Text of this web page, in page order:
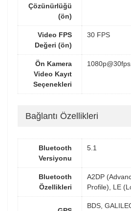
Çözünürlüğü
(ön)
Video FPS
Değeri (ön)
30 FPS
Ön Kamera
Video Kayıt
Seçenekleri
Bağlantı Özellikleri
Bluetooth
Versiyonu
5.1
Bluetooth
Özellikleri
A2DP
Profile), LE
BDS,